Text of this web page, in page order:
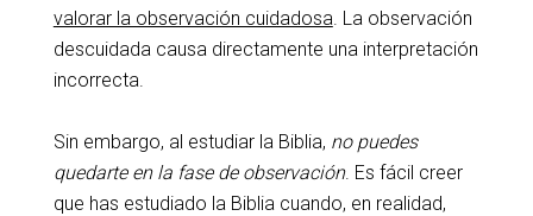
valorar la observación cuidadosa. La observación
descuidada causa directamente una interpretación
incorrecta.
Sin embargo, al estudiar la Biblia, no puedes
quedarte en la fase de observación. Es fácil creer
que has estudiado la Biblia cuando, en realidad,